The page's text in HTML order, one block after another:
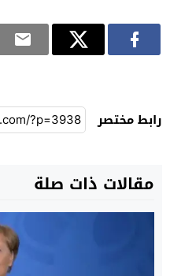
رابط مختصر
مقالات ذات صلة